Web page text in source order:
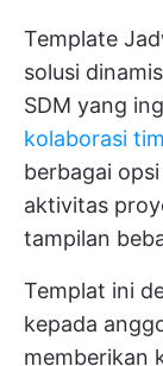
Template
solusi
SDM yang
kolaborasi tim
berbagai
aktivitas
tampilan
Templat ini
kepada
memberikan